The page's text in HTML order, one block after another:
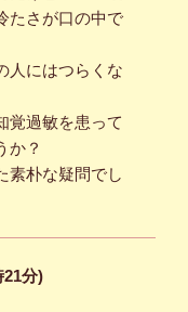
たさが口の中で
人にはつらくな
覚過敏を患って
か？
素朴な疑問でし
21分)